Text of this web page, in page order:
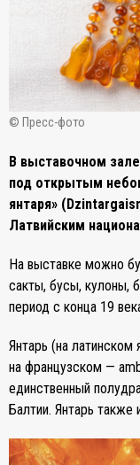
© Пресс-фото
В выставочном
под открытым
янтаря»
Латвийским
На выставке можно
сакты, бусы, кулоны,
период с конца 19
Янтарь (на
на французском —
единственный
Балтии. Янтарь также